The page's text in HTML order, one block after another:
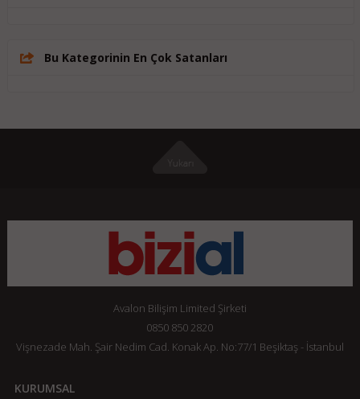
Bu Kategorinin En Çok Satanları
Avalon Bilişim Limited Şirketi
0850 850 2820
Vişnezade Mah. Şair Nedim Cad. Konak Ap. No:77/1 Beşiktaş - İstanbul
KURUMSAL